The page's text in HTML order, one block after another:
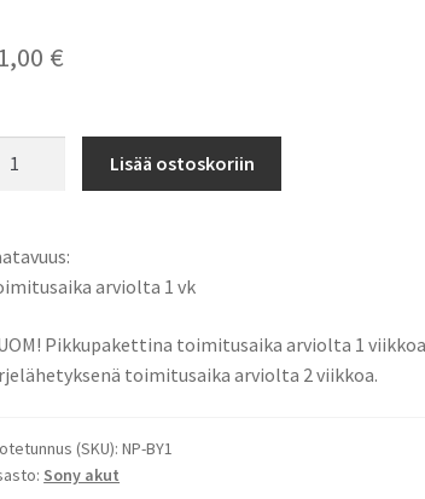
€
Lisää ostoskoriin
arviolta 1 vk
Pikkupakettina toimitusaika arviolta 1
toimitusaika arviolta 2 viikkoa.
(SKU):NP-BY1
Sony akut